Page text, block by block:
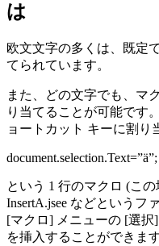
は
欧文文字の多くは、既定
てられています。
また、どの文字でも、マ
り当てることが可能です
ョートカット キーに割り
document.selection.Text=”ä”;
という 1 行のマクロ (この
InsertA.jsee などというフ
[マクロ] メニューの [選
を挿入することができま